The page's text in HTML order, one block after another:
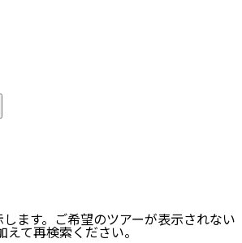
ます。ご希望のツアーが表示されない
て再検索ください。